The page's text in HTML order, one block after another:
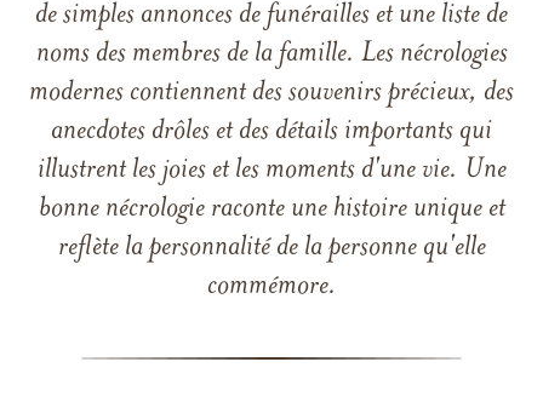
de simples annonces de funérailles et une liste de
noms des membres de la famille. Les nécrologies
modernes contiennent des souvenirs précieux, des
anecdotes drôles et des détails importants qui
illustrent les joies et les moments d'une vie. Une
bonne nécrologie raconte une histoire unique et
reflète la personnalité de la personne qu'elle
commémore.